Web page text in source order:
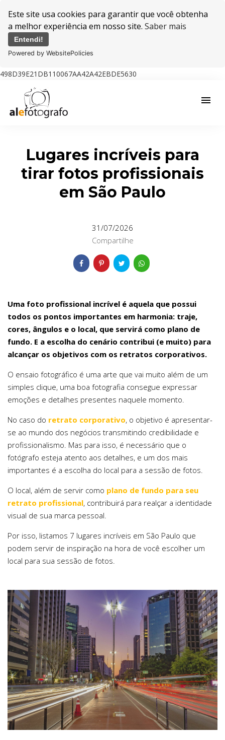
Este site usa cookies para garantir que você obtenha
a melhor experiência em nosso site. Saber mais
Entendi!
Powered by WebsitePolicies
498D39E21DB110067AA42A42EBDE5630
menu
Lugares incríveis para
tirar fotos profissionais
em São Paulo
31/07/2026
Compartilhe
Uma foto profissional incrível é aquela que possui
todos os pontos importantes em harmonia: traje,
cores, ângulos e o local, que servirá como plano de
fundo. E a escolha do cenário contribui (e muito) para
alcançar os objetivos com os retratos corporativos.
O ensaio fotográfico é uma arte que vai muito além de um
simples clique, uma boa fotografia consegue expressar
emoções e detalhes presentes naquele momento.
No caso do retrato corporativo, o objetivo é apresentar-
se ao mundo dos negócios transmitindo credibilidade e
profissionalismo. Mas para isso, é necessário que o
fotógrafo esteja atento aos detalhes, e um dos mais
importantes é a escolha do local para a sessão de fotos.
O local, além de servir como plano de fundo para seu
retrato profissional, contribuirá para realçar a identidade
visual de sua marca pessoal.
Por isso, listamos 7 lugares incríveis em São Paulo que
podem servir de inspiração na hora de você escolher um
local para sua sessão de fotos.